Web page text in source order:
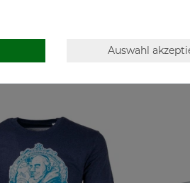
München, Deutschland,
Auswahl